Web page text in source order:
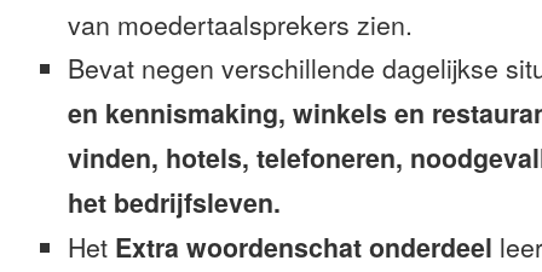
van moedertaalsprekers zien.
Bevat negen verschillende dagelijkse
en kennismaking, winkels en
vinden, hotels, telefoneren,
het bedrijfsleven.
Het Extra woordenschat onderdeel